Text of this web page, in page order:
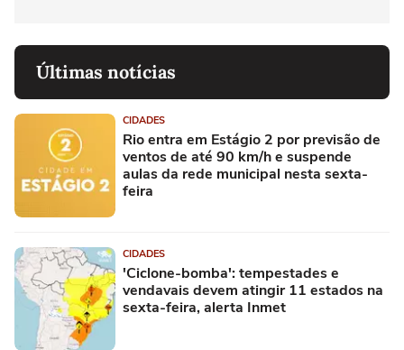
Últimas notícias
CIDADES
Rio entra em Estágio 2 por previsão de
ventos de até 90 km/h e suspende
aulas da rede municipal nesta sexta-
feira
CIDADES
'Ciclone-bomba': tempestades e
vendavais devem atingir 11 estados na
sexta-feira, alerta Inmet